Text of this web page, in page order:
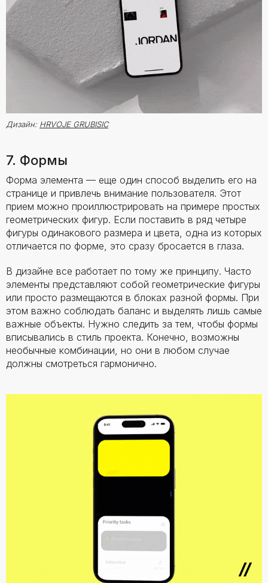
Дизайн: HRVOJE GRUBISIC
7. Формы
Форма элемента — еще один способ выделить его на
странице и привлечь внимание пользователя. Этот
прием можно проиллюстрировать на примере простых
геометрических фигур. Если поставить в ряд четыре
фигуры одинакового размера и цвета, одна из которых
отличается по форме, это сразу бросается в глаза.
В дизайне все работает по тому же принципу. Часто
элементы представляют собой геометрические фигуры
или просто размещаются в блоках разной формы. При
этом важно соблюдать баланс и выделять лишь самые
важные объекты. Нужно следить за тем, чтобы формы
вписывались в стиль проекта. Конечно, возможны
необычные комбинации, но они в любом случае
должны смотреться гармонично.